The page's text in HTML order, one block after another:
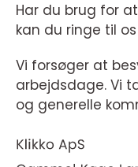
Har du brug for
kan du ringe til
Vi forsøger at
arbejdsdage. Vi
og generelle